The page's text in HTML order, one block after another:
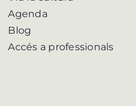
Agenda
Blog
Accés a professionals